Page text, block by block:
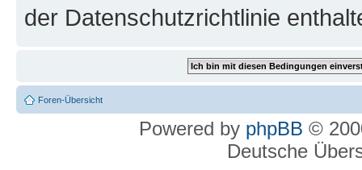
der Datenschutzrichtlinie
Foren-Übersicht
Powered by phpBB ©
Deutsche